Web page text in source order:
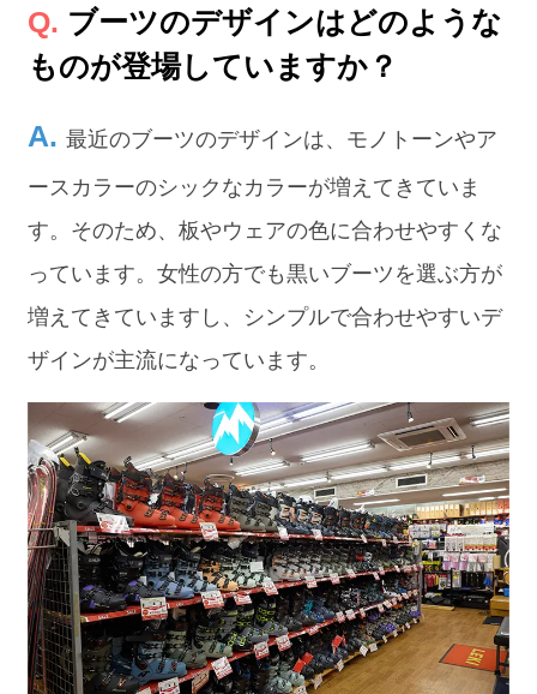
ブーツのデザインはどのような
ものが登場していますか？
最近のブーツのデザインは、モノトーンやア
ースカラーのシックなカラーが増えてきていま
す。そのため、板やウェアの色に合わせやすくな
っています。女性の方でも黒いブーツを選ぶ方が
増えてきていますし、シンプルで合わせやすいデ
ザインが主流になっています。